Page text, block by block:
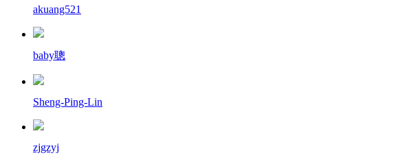
akuang521
baby聰
Sheng-Ping-Lin
zjgzyj